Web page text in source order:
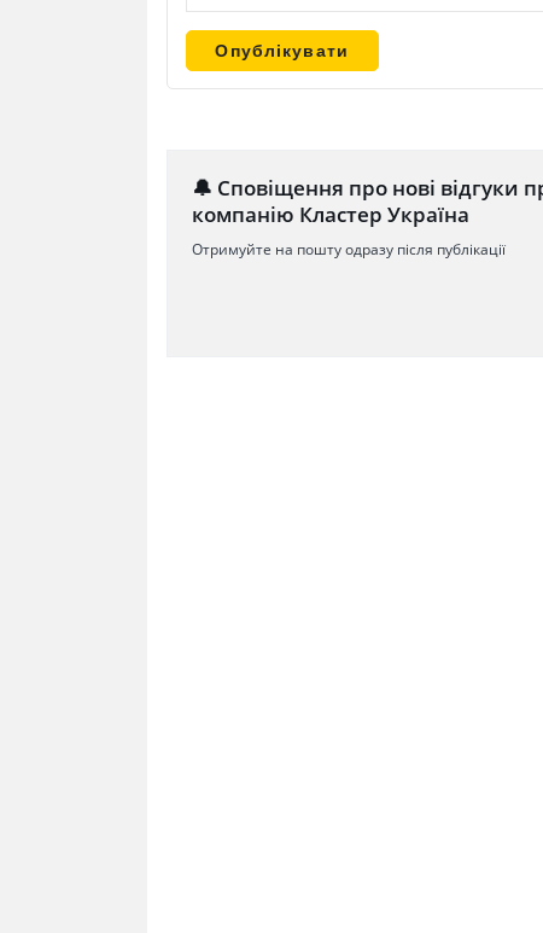
🔔 Сповіщення про нові відгуки
компанію Кластер Україна
Отримуйте на пошту одразу після публікації